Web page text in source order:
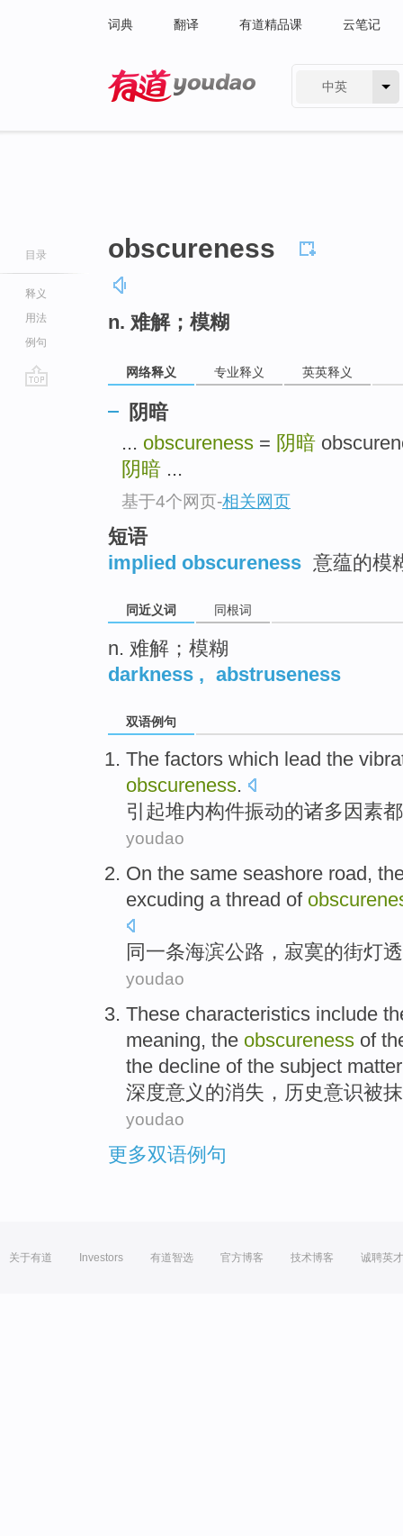
词典 翻译 有道精品课 云笔记
中英
目录
释义
用法
例句
obscureness
n. 难解；模糊
网络释义 专业释义 英英释义
阴暗
... obscureness = 阴暗
阴暗 ...
基于4个网页-相关网页
短语
implied obscureness 意蕴的模
同近义词 同根词
n. 难解；模糊
darkness , abstruseness
双语例句
The factors which lead the
obscureness.
引起堆内构件振动的诸多 因素都
youdao
On the same seashore road,
excuding a thread of
同一条海滨公路， 寂寞的街灯
youdao
These characteristics include
meaning, the obscureness of
the decline of the subject
深度意义 的消失 ， 历史意识被
youdao
更多双语例句
关于有道 Investors 有道智选 官方博客 技术博客 诚聘英才